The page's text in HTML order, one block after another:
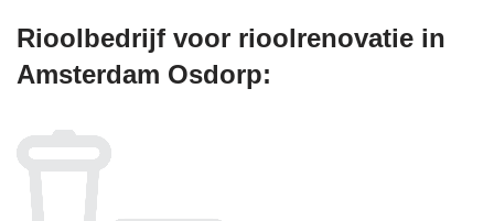
Rioolbedrijf voor rioolrenovatie in
Amsterdam Osdorp: